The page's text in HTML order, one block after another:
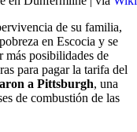
de su familia,
en Escocia y se
más posibilidades de
para pagar la tarifa del
a Pittsburgh, una
de combustión de las